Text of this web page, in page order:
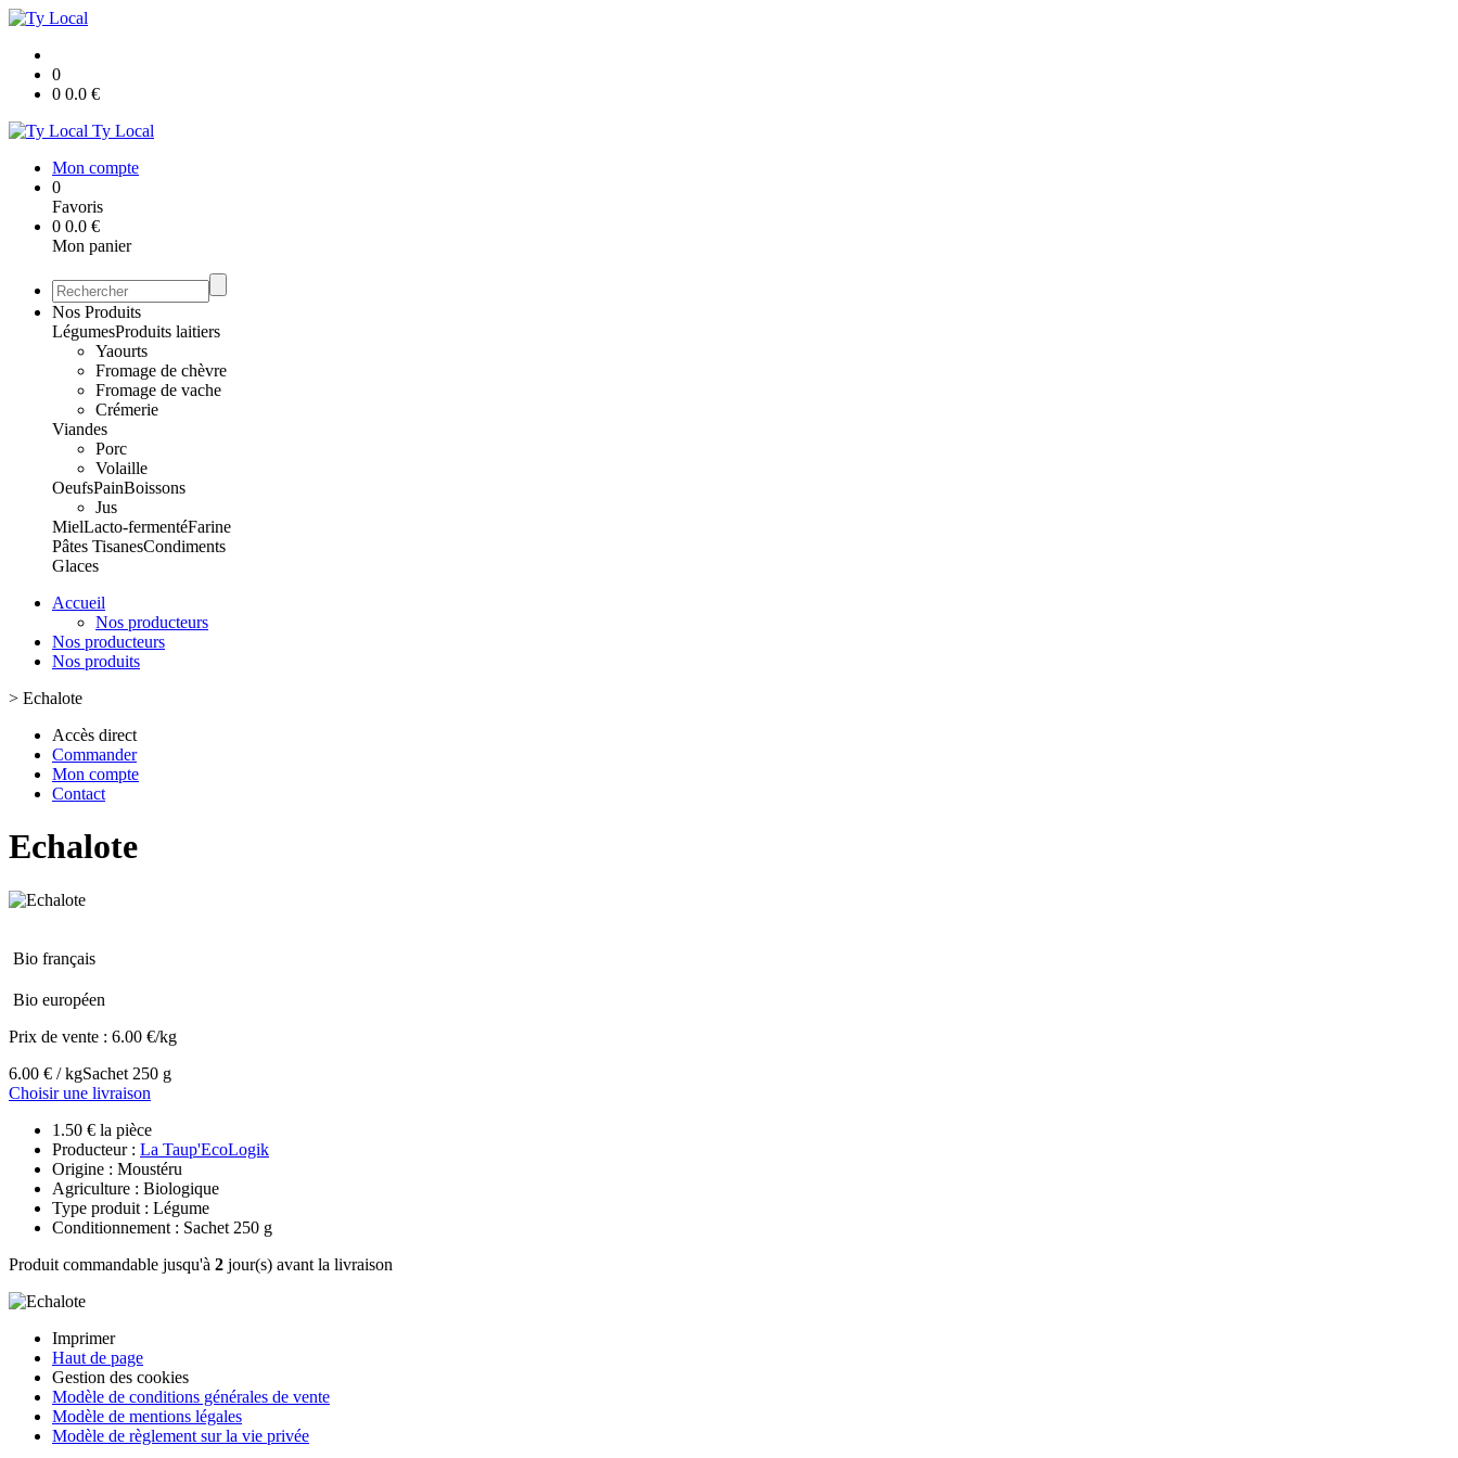
0
0 0.0 €
Ty Local
Mon compte
0
Favoris
0 0.0 €
Mon panier
Nos Produits
LégumesProduits laitiers
Yaourts
Fromage de chèvre
Fromage de vache
Crémerie
Viandes
Porc
Volaille
OeufsPainBoissons
Jus
MielLacto-fermentéFarine
Pâtes TisanesCondiments
Glaces
Accueil
Nos producteurs
Nos producteurs
Nos produits
> Echalote
Accès direct
Commander
Mon compte
Contact
Echalote
Bio français
Bio européen
Prix de vente : 6.00 €/kg
6.00 € / kgSachet 250 g
Choisir une livraison
1.50 € la pièce
Producteur : La Taup'EcoLogik
Origine : Moustéru
Agriculture : Biologique
Type produit : Légume
Conditionnement : Sachet 250 g
Produit commandable jusqu'à 2 jour(s) avant la livraison
Imprimer
Haut de page
Gestion des cookies
Modèle de conditions générales de vente
Modèle de mentions légales
Modèle de règlement sur la vie privée